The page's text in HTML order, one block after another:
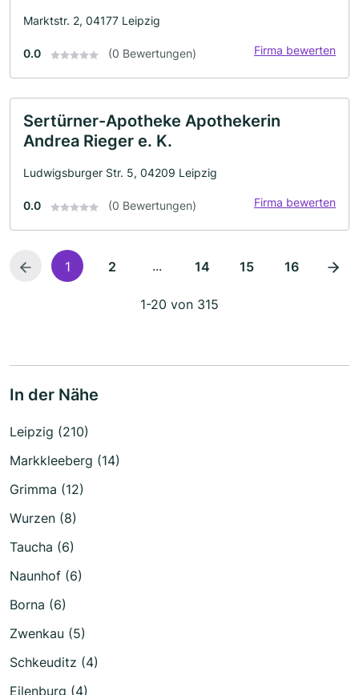
Marktstr. 2, 04177 Leipzig
0.0 (0 Bewertungen) Firma bewerten
Sertürner-Apotheke Apothekerin
Andrea Rieger e. K.
Ludwigsburger Str. 5, 04209 Leipzig
0.0 (0 Bewertungen) Firma bewerten
1 2 ... 14 15 16
1-20 von 315
In der Nähe
Leipzig (210)
Markkleeberg (14)
Grimma (12)
Wurzen (8)
Taucha (6)
Naunhof (6)
Borna (6)
Zwenkau (5)
Schkeuditz (4)
Eilenburg (4)